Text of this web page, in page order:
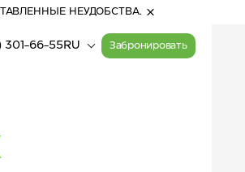
НЕУДОБСТВА.
301-66-55RU Забронировать